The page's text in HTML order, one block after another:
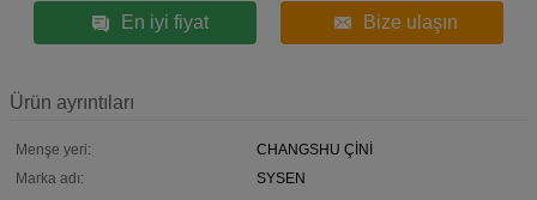
En iyi fiyat Bize ulaşın
Ürün ayrıntıları
Menşe yeri:
CHANGSHU ÇİNİ
Marka adı:
SYSEN